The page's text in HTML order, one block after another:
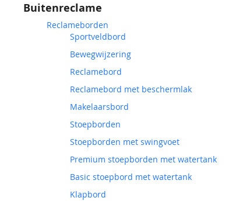
Buitenreclame
Reclameborden
Sportveldbord
Bewegwijzering
Reclamebord
Reclamebord met beschermlak
Makelaarsbord
Stoepborden
Stoepborden met swingvoet
Premium stoepborden met watertank
Basic stoepbord met watertank
Klapbord